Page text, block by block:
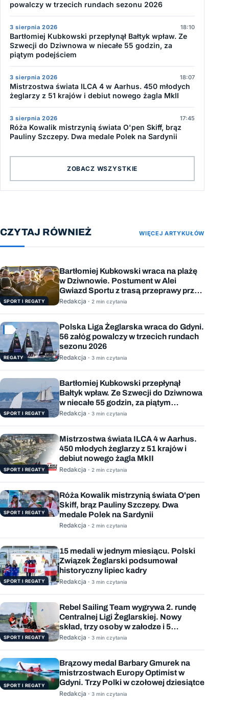
powalczy w trzecich rundach sezonu 2026
3 sierpnia 2026 18:10
Bartłomiej Kubkowski przepłynął Bałtyk wpław. Ze
Szwecji do Dziwnowa w niecałe 55 godzin, za
piątym podejściem
3 sierpnia 2026 18:07
Mistrzostwa świata ILCA 4 w Aarhus. 450 młodych
żeglarzy z 51 krajów i debiut nowego żagla MkII
3 sierpnia 2026 17:45
Róża Kowalik mistrzynią świata O'pen Skiff, brąz
Pauliny Szczepy. Dwa medale Polek na Sardynii
ZOBACZ WSZYSTKIE
CZYTAJ RÓWNIEŻ WIĘCEJ ARTYKUŁÓW
SPORT I REGATY
Bartłomiej Kubkowski wraca na plażę
w Dziwnowie. Postument w Alei
Gwiazd Sportu z trasą przeprawy przez
Bałtyk
Redakcja · 2 min czytania
REGATY
Polska Liga Żeglarska wraca do Gdyni.
56 załóg powalczy w trzecich rundach
sezonu 2026
Redakcja · 3 min czytania
SPORT I REGATY
Bartłomiej Kubkowski przepłynął
Bałtyk wpław. Ze Szwecji do Dziwnowa
w niecałe 55 godzin, za piątym
podejściem
Redakcja · 3 min czytania
SPORT I REGATY
Mistrzostwa świata ILCA 4 w Aarhus.
450 młodych żeglarzy z 51 krajów i
debiut nowego żagla MkII
Redakcja · 2 min czytania
SPORT I REGATY
Róża Kowalik mistrzynią świata O'pen
Skiff, brąz Pauliny Szczepy. Dwa
medale Polek na Sardynii
Redakcja · 2 min czytania
SPORT I REGATY
15 medali w jednym miesiącu. Polski
Związek Żeglarski podsumował
historyczny lipiec kadry
Redakcja · 3 min czytania
SPORT I REGATY
Rebel Sailing Team wygrywa 2. rundę
Centralnej Ligi Żeglarskiej. Nowy
skład, trzy osoby w załodze i 5
wygranych wyścigów
Redakcja · 3 min czytania
SPORT I REGATY
Brązowy medal Barbary Gmurek na
mistrzostwach Europy Optimist w
Gdyni. Trzy Polki w czołowej dziesiątce
Redakcja · 3 min czytania